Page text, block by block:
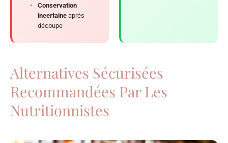
•
Conservation
incertaine après
découpe
Alternatives Sécurisées
Recommandées Par Les
Nutritionnistes